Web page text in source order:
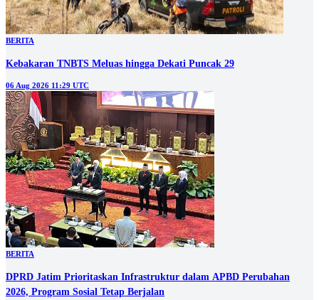
BERITA
Kebakaran TNBTS Meluas hingga Dekati Puncak 29
06 Aug 2026 11:29 UTC
BERITA
DPRD Jatim Prioritaskan Infrastruktur dalam APBD Perubahan
2026, Program Sosial Tetap Berjalan